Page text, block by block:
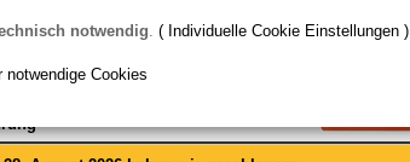
notwendig. ( Individuelle Cookie Einstellungen )
notwendige Cookies